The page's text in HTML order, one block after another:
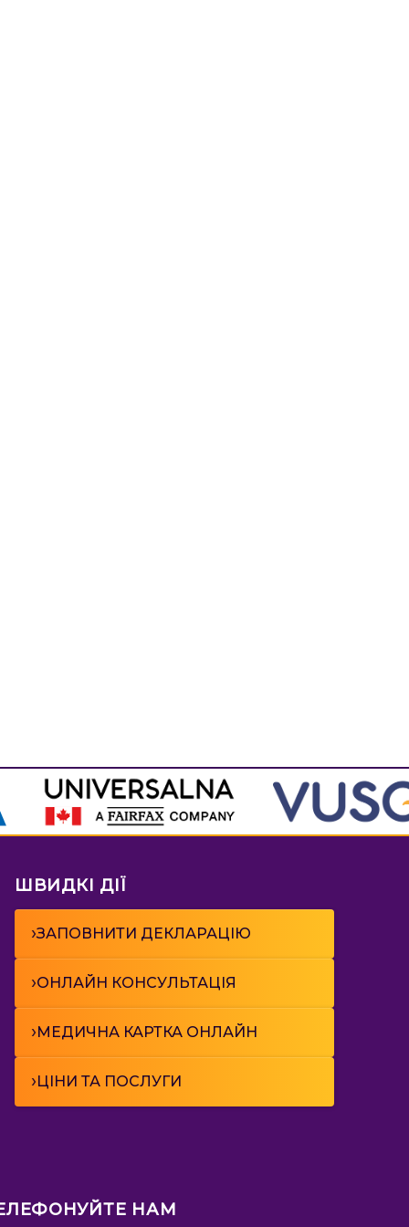
ШВИДКІ ДІЇ
›ЗАПОВНИТИ ДЕКЛАРАЦІЮ
›ОНЛАЙН КОНСУЛЬТАЦІЯ
› МЕДИЧНА КАРТКА ОНЛАЙН
› ЦІНИ ТА ПОСЛУГИ
НАМ